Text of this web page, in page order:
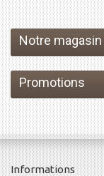
Notre magasin
Promotions
Informations